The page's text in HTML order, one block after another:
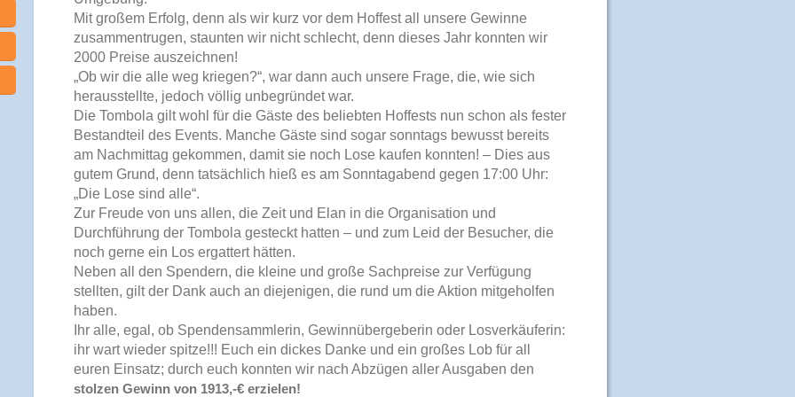
Mit großem Erfolg, denn als wir kurz vor dem Hoffest all unsere Gewinne
zusammentrugen, staunten wir nicht schlecht, denn dieses Jahr konnten wir
2000 Preise auszeichnen!
„Ob wir die alle weg kriegen?“, war dann auch unsere Frage, die, wie sich
herausstellte, jedoch völlig unbegründet war.
Die Tombola gilt wohl für die Gäste des beliebten Hoffests nun schon als fester
Bestandteil des Events. Manche Gäste sind sogar sonntags bewusst bereits
am Nachmittag gekommen, damit sie noch Lose kaufen konnten! – Dies aus
gutem Grund, denn tatsächlich hieß es am Sonntagabend gegen 17:00 Uhr:
„Die Lose sind alle“.
Zur Freude von uns allen, die Zeit und Elan in die Organisation und
Durchführung der Tombola gesteckt hatten – und zum Leid der Besucher, die
noch gerne ein Los ergattert hätten.
Neben all den Spendern, die kleine und große Sachpreise zur Verfügung
stellten, gilt der Dank auch an diejenigen, die rund um die Aktion mitgeholfen
haben.
Ihr alle, egal, ob Spendensammlerin, Gewinnübergeberin oder Losverkäuferin:
ihr wart wieder spitze!!! Euch ein dickes Danke und ein großes Lob für all
euren Einsatz; durch euch konnten wir nach Abzügen aller Ausgaben den
stolzen Gewinn von 1913,-€ erzielen!